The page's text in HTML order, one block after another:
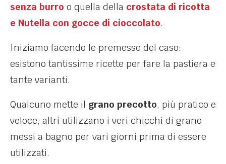
senza burro o quella della crostata di ricotta
e Nutella con gocce di cioccolato.
Iniziamo facendo le premesse del caso:
esistono tantissime ricette per fare la pastiera e
tante varianti.
Qualcuno mette il grano precotto, più pratico e
veloce, altri utilizzano i veri chicchi di grano
messi a bagno per vari giorni prima di essere
utilizzati.